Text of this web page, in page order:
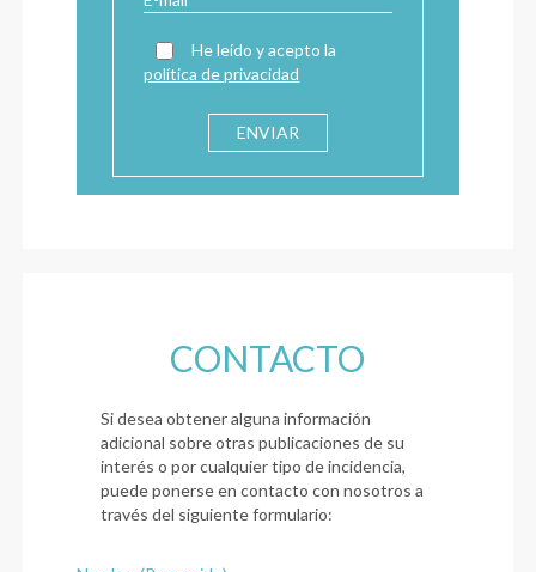
He leído y acepto la
política de privacidad
CONTACTO
Si desea obtener alguna información
adicional sobre otras publicaciones de su
interés o por cualquier tipo de incidencia,
puede ponerse en contacto con nosotros a
través del siguiente formulario: